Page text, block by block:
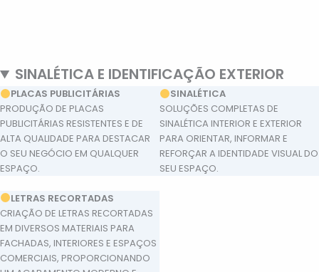
SINALÉTICA E IDENTIFICAÇÃO EXTERIOR
PLACAS PUBLICITÁRIAS
PRODUÇÃO DE PLACAS
PUBLICITÁRIAS RESISTENTES E DE
ALTA QUALIDADE PARA DESTACAR
O SEU NEGÓCIO EM QUALQUER
ESPAÇO.
SINALÉTICA
SOLUÇÕES COMPLETAS DE
SINALÉTICA INTERIOR E EXTERIOR
PARA ORIENTAR, INFORMAR E
REFORÇAR A IDENTIDADE VISUAL DO
SEU ESPAÇO.
LETRAS RECORTADAS
CRIAÇÃO DE LETRAS RECORTADAS
EM DIVERSOS MATERIAIS PARA
FACHADAS, INTERIORES E ESPAÇOS
COMERCIAIS, PROPORCIONANDO